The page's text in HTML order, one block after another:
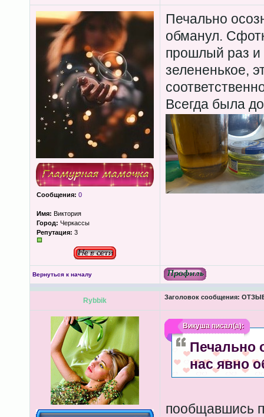
Сообщения: 0
Имя: Виктория
Город: Черкассы
Репутация: 3
Печально
обманул.
прошлый раз и
зелененькое,
Всегда была
Вернуться к началу
Rybbik Заголовок сообщения:
Викушаписал(а):
Печально
нас явно
пообщавшись